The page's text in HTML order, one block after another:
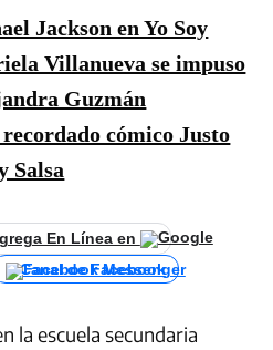
Jackson en Yo Soy
Villanueva se impuso
Guzmán
cómico Justo
Salsa
En Línea en
Canal de Facebook
la escuela secundaria